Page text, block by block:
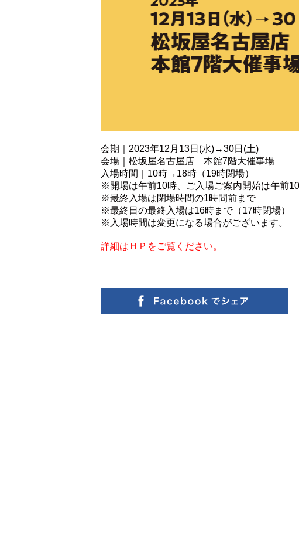
会期｜2023年12月13日(水)→30日(土)
会場｜松坂屋名古屋店 本館7階大催事場
入場時間｜10時→18時（19時閉場）
※開場は午前10時、ご入場ご案内開始は午前
※最終入場は閉場時間の1時間前まで
※最終日の最終入場は16時まで（17時閉場）
※入場時間は変更になる場合がございます。
詳細はＨＰをご覧ください。